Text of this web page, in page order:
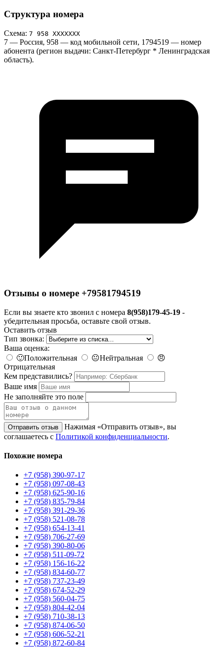
Структура номера
Схема: 7 958 ХХХХХХХ
7 — Россия, 958 — код мобильной сети, 1794519 — номер
абонента (регион выдачи: Санкт-Петербург * Ленинградская
область).
Отзывы о номере +79581794519
Если вы знаете кто звонил с номера 8(958)179-45-19 -
убедительная просьба, оставьте свой отзыв.
Оставить отзыв
Тип звонка:
Ваша оценка:
🙂Положительная 😐Нейтральная
😠
Отрицательная
Кем представились?
Ваше имя
Не заполняйте это поле
Отправить отзыв
Нажимая «Отправить отзыв», вы
соглашаетесь с Политикой конфиденциальности.
Похожие номера
+7 (958) 390-97-17
+7 (958) 097-08-43
+7 (958) 625-90-16
+7 (958) 835-79-84
+7 (958) 391-29-36
+7 (958) 521-08-78
+7 (958) 654-13-41
+7 (958) 706-27-69
+7 (958) 390-80-06
+7 (958) 511-09-72
+7 (958) 156-16-22
+7 (958) 834-60-77
+7 (958) 737-23-49
+7 (958) 674-52-29
+7 (958) 560-04-75
+7 (958) 804-42-04
+7 (958) 710-38-13
+7 (958) 874-06-50
+7 (958) 606-52-21
+7 (958) 872-60-84